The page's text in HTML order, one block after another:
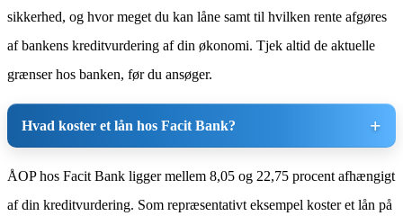
sikkerhed, og hvor meget du kan låne samt til hvilken rente afgøres
af bankens kreditvurdering af din økonomi. Tjek altid de aktuelle
grænser hos banken, før du ansøger.
Hvad koster et lån hos Facit Bank?
ÅOP hos Facit Bank ligger mellem 8,05 og 22,75 procent afhængigt
af din kreditvurdering. Som repræsentativt eksempel koster et lån på